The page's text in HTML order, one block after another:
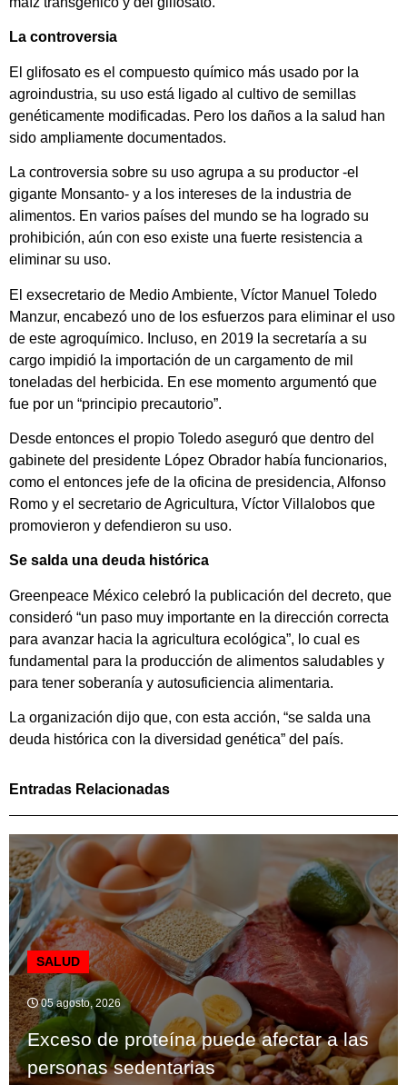
La controversia
El glifosato es el compuesto químico más usado por la
agroindustria, su uso está ligado al cultivo de semillas
genéticamente modificadas. Pero los daños a la salud han
sido ampliamente documentados.
La controversia sobre su uso agrupa a su productor -el
gigante Monsanto- y a los intereses de la industria de
alimentos. En varios países del mundo se ha logrado su
prohibición, aún con eso existe una fuerte resistencia a
eliminar su uso.
El exsecretario de Medio Ambiente, Víctor Manuel Toledo
Manzur, encabezó uno de los esfuerzos para eliminar el uso
de este agroquímico. Incluso, en 2019 la secretaría a su
cargo impidió la importación de un cargamento de mil
toneladas del herbicida. En ese momento argumentó que
fue por un “principio precautorio”.
Desde entonces el propio Toledo aseguró que dentro del
gabinete del presidente López Obrador había funcionarios,
como el entonces jefe de la oficina de presidencia, Alfonso
Romo y el secretario de Agricultura, Víctor Villalobos que
promovieron y defendieron su uso.
Se salda una deuda histórica
Greenpeace México celebró la publicación del decreto, que
consideró “un paso muy importante en la dirección correcta
para avanzar hacia la agricultura ecológica”, lo cual es
fundamental para la producción de alimentos saludables y
para tener soberanía y autosuficiencia alimentaria.
La organización dijo que, con esta acción, “se salda una
deuda histórica con la diversidad genética” del país.
Entradas Relacionadas
SALUD
05 agosto, 2026
Exceso de proteína puede afectar a las
personas sedentarias